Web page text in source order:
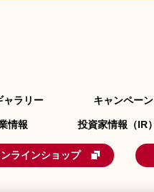
ャラリー キャンペーン
情報 投資家情報（IR）
ラインショップ